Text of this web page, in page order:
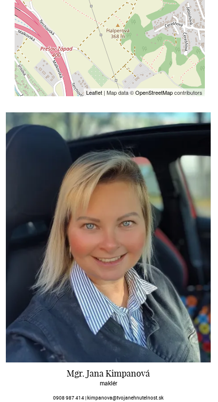
Leaflet | Map data ©OpenStreetMapcontributors
Mgr. Jana Kimpanová
maklér
0908 987 414 kimpanova@tvojanehnutelnost.sk